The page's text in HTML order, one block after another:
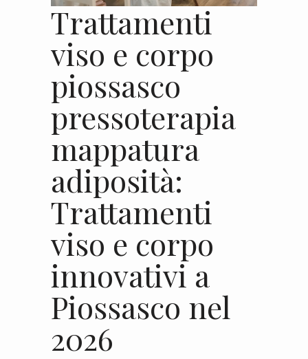
Trattamenti
viso e corpo
piossasco
pressoterapia
mappatura
adiposità:
Trattamenti
viso e corpo
innovativi a
Piossasco nel
2026